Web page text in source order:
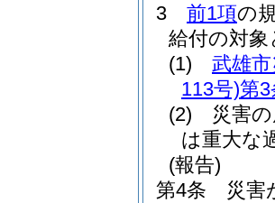
3
前1項の
給付の対
(1)
武雄
113号)第3
(2)
災害
は重大な
(報告)
第4条
災害